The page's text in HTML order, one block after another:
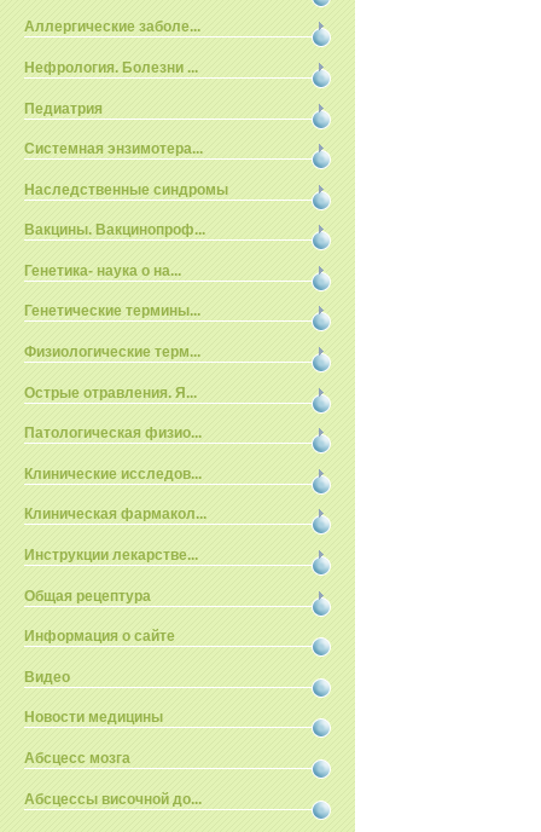
Аллергические заболе...
Нефрология. Болезни ...
Педиатрия
Системная энзимотера...
Наследственные синдромы
Вакцины. Вакцинопроф...
Генетика- наука о на...
Генетические термины...
Физиологические терм...
Острые отравления. Я...
Патологическая физио...
Клинические исследов...
Клиническая фармакол...
Инструкции лекарстве...
Общая рецептура
Информация о сайте
Видео
Новости медицины
Абсцесс мозга
Абсцессы височной до...